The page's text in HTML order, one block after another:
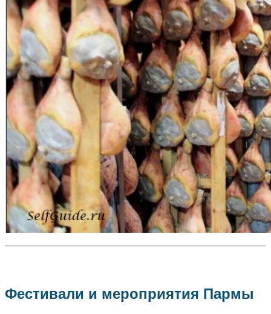
Фестивали и мероприятия Пармы